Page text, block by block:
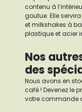
contenu à
goutue. Elle
et milkshakes à
plastique et acier
Nos
des
Nous avons en
café ! Devenez le
votre commande